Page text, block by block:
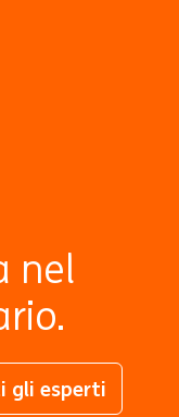
nel
gli esperti